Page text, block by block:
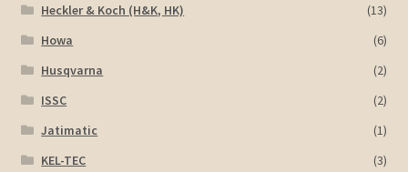
Heckler & Koch (H&K, HK)
(13)
Howa
(6)
Husqvarna
(2)
ISSC
(2)
Jatimatic
(1)
KEL-TEC
(3)